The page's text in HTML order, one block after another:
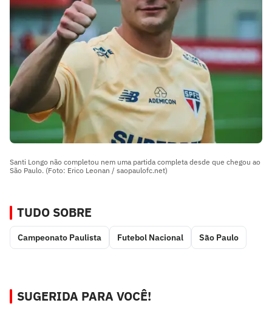
Santi Longo não completou nem uma partida completa desde que chegou ao
São Paulo. (Foto: Erico Leonan / saopaulofc.net)
TUDO SOBRE
Campeonato Paulista Futebol Nacional São Paulo
SUGERIDA PARA VOCÊ!